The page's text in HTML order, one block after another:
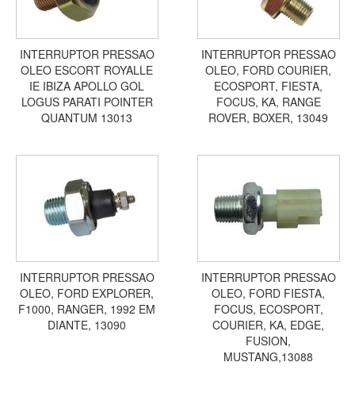
INTERRUPTOR PRESSAO
OLEO ESCORT ROYALLE
IE IBIZA APOLLO GOL
LOGUS PARATI POINTER
QUANTUM 13013
INTERRUPTOR PRESSAO
OLEO, FORD COURIER,
ECOSPORT, FIESTA,
FOCUS, KA, RANGE
ROVER, BOXER, 13049
INTERRUPTOR PRESSAO
OLEO, FORD EXPLORER,
F1000, RANGER, 1992 EM
DIANTE, 13090
INTERRUPTOR PRESSAO
OLEO, FORD FIESTA,
FOCUS, ECOSPORT,
COURIER, KA, EDGE,
FUSION,
MUSTANG,13088